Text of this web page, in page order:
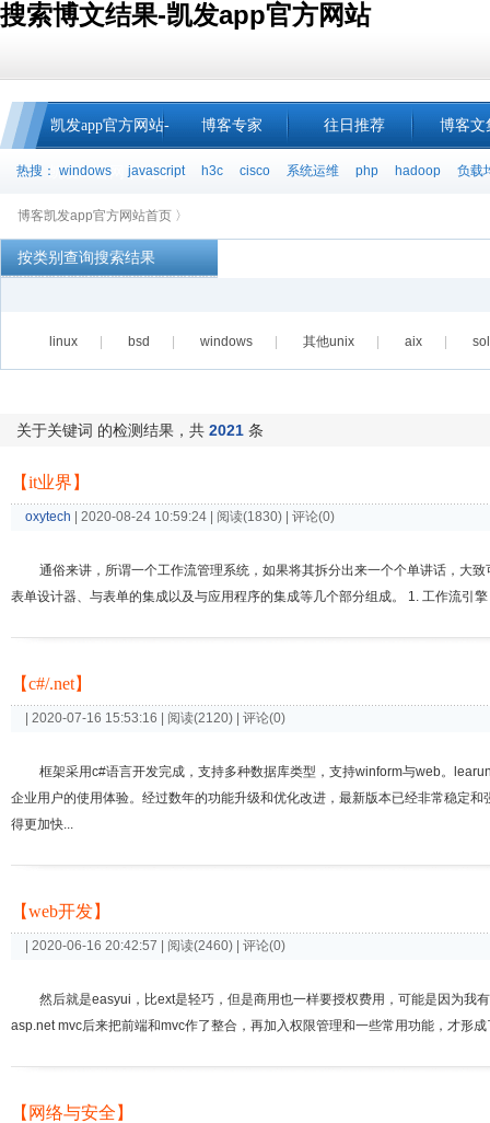
搜索博文结果-凯发app官方网站
凯发app官方网站-
凯发k8官网下载客
户端中心
博客专家 往日推荐 博客文
热搜： windows javascript h3c cisco 系统运维 php hadoop 负载
博客凯发app官方网站首页 〉
按类别查询搜索结果
linux bsd windows 其他unix aix
关于关键词 的检测结果，共 2021 条
【it业界】
oxytech | 2020-08-24 10:59:24 | 阅读(1830) | 评论(0)
通俗来讲，所谓一个工作流管理系统，如果将其拆分出来一个个单讲话，大
表单设计器、与表单的集成以及与应用程序的集成等几个部分组成。 1. 工作流引
【c#/.net】
| 2020-07-16 15:53:16 | 阅读(2120) | 评论(0)
框架采用c#语言开发完成，支持多种数据库类型，支持winform与web。
企业用户的使用体验。经过数年的功能升级和优化改进，最新版本已经非常稳定
得更加快...
【web开发】
| 2020-06-16 20:42:57 | 阅读(2460) | 评论(0)
然后就是easyui，比ext是轻巧，但是商用也一样要授权费用，可能是因为我
asp.net mvc后来把前端和mvc作了整合，再加入权限管理和一些常用功能，才形
【网络与安全】